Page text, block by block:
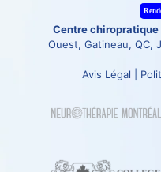
Centre chiropratique
Ouest, Gatineau, QC,
Avis Légal